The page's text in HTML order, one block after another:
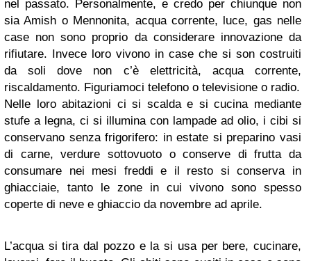
nel passato. Personalmente, e credo per chiunque non
sia Amish o Mennonita, acqua corrente, luce, gas nelle
case non sono proprio da considerare innovazione da
rifiutare. Invece loro vivono in case che si son costruiti
da soli dove non c’è elettricità, acqua corrente,
riscaldamento. Figuriamoci telefono o televisione o radio.
Nelle loro abitazioni ci si scalda e si cucina mediante
stufe a legna, ci si illumina con lampade ad olio, i cibi si
conservano senza frigorifero: in estate si preparino vasi
di carne, verdure sottovuoto o conserve di frutta da
consumare nei mesi freddi e il resto si conserva in
ghiacciaie, tanto le zone in cui vivono sono spesso
coperte di neve e ghiaccio da novembre ad aprile.
L’acqua si tira dal pozzo e la si usa per bere, cucinare,